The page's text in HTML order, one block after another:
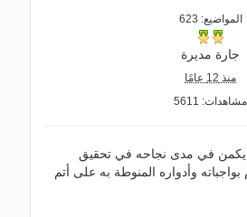
المواضيع: 623
جارة مديرة
منذ 12 عامًا
مشاهدات: 5611
يكمن في مدى نجاحه في تحقيق
بواجباته وأدواره المنوطة به على أتم